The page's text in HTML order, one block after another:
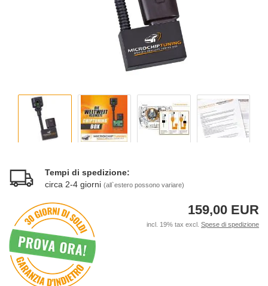
Tempi di spedizione:
circa 2-4 giorni (all`estero possono variare)
159,00 EUR
incl. 19% tax excl. Spese di spedizione